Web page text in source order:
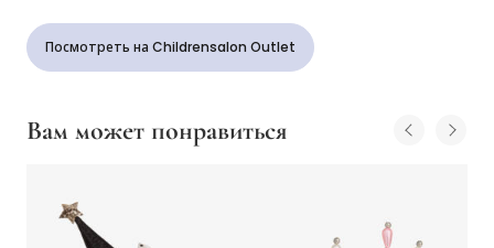
Посмотреть на Childrensalon Outlet
Вам может понравиться